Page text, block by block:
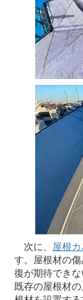
次に、 屋根
す。屋根材の
復が期待できな
既存の屋根材の